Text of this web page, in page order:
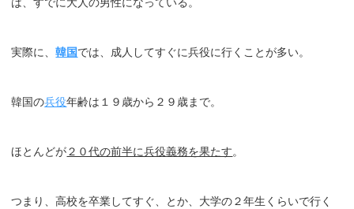
は、すでに大人の男性になっている。
実際に、韓国では、成人してすぐに兵役に行くことが多い。
韓国の兵役年齢は１９歳から２９歳まで。
ほとんどが２０代の前半に兵役義務を果たす。
つまり、高校を卒業してすぐ、とか、大学の２年生くらいで行く